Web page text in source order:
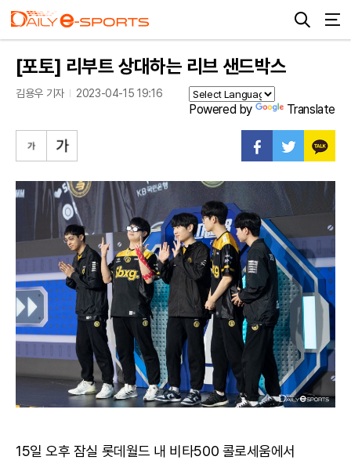
[포토] 리부트 상대하는 리브 샌드박스
김용우 기자 2023-04-15 19:16
Powered by Translate
15일 오후 잠실 롯데월드 내 비타500 콜로세움에서